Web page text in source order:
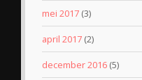
mei 2017 (3)
april 2017 (2)
december 2016 (5)